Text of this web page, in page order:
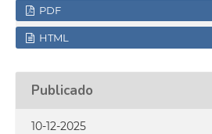
PDF
HTML
Publicado
10-12-2025